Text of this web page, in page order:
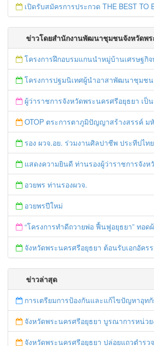
เปิดรับสมัครการประกวด THE BEST TO BE NUMBER
ข่าวโดยสำนักงานพัฒนาชุมชนจังหวัดพร
โครงการฝึกอบรมแกนนำหมู่บ้านเศรษฐกิจพอเพียง
โครงการปฐมนิเทศผู้นำอาสาพัฒนาชุมชน ปี
ผู้ว่าราชการจังหวัดพระนครศรีอยุธยา เป็นประธานเปิดโครงการเพิ่มประสิทธิภาพแนวทางการดำเนินยุทธศาส
OTOP ตระการตาภูมิปัญญาสร้างสรรค์ มหัศจรรย์สินค้า “กลุ่มจังหวัดภาคกลางต
รอง ผวจ.อย. ร่วมงานศิลปาชีพ ประทีปไทย OTOP ก้าวไกลด้วยพร
แสดงความยินดี ท่านรองผู้ว่าราชการจังหวัดพระนครศรีอยุธย
อวยพร ท่านรองผวจ.
อวยพรปีใหม่
“โครงการทำดีถวายพ่อ ฟื้นฟูอยุธยา” ทอดผ้าป่ามหากุศลหาทุนช่วยเหลือวัด และชุมชนที่ปร
จังหวัดพระนครศรีอยุธยา ต้อนรับเอกอัครราชทูตเด
ข่าวล่าสุด
การเตรียมการป้องกันและแก้ไขปัญหาอุทกัย ปี
จังหวัดพระนครศรีอยุธยา บูรณาการหน่วยงานที่เกี่ยวข้อง ลงพื้นที่จัดระเบียบและดำเนินมาตรการตามบทลงโทษสูงสุดกับผู้ประกอบการร้านค้าที่ยังฝ่าฝืนตั้งร้านค้ารุกล้ำเขตพื้นที่ทางหลวง เตรียมความปลอดภัย
จังหวัดพระนครศรีอยุธยา ปล่อยแถวตำรวจ ทหาร ฝ่ายปกครอง กว่า 100 นาย ตรวจเข้มท่ารถสาธารณะ สถานีขนส่งรถโดยสาร วินรถตู้ และสถานีรถไฟ เตรียมรั